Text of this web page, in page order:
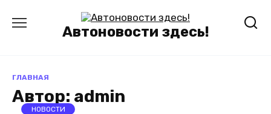
содержанию Автоновости здесь!
ГЛАВНАЯ
Автор: admin
НОВОСТИ